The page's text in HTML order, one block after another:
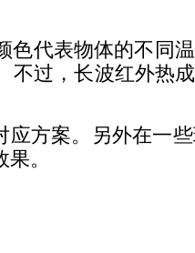
代表物体的不同
过，长波红外热
方案。另外在一
。